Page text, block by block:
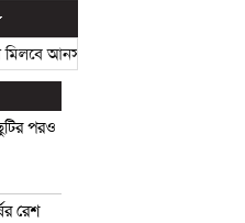
আনসার সদস্য: ডিসি মামুন
পরও
রেশ